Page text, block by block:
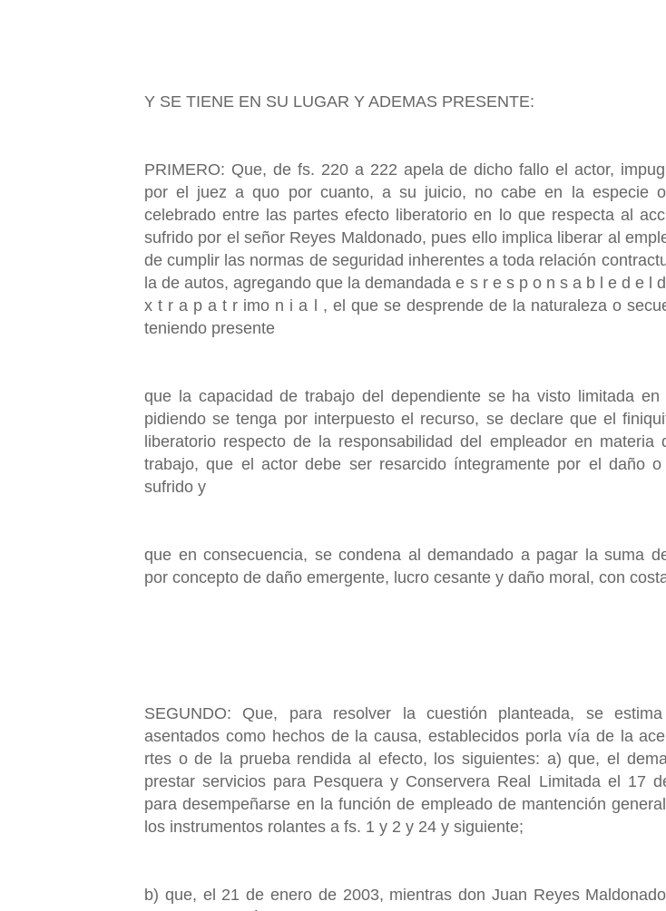
Y SE TIENE EN SU LUGAR Y ADEMAS PRESENTE:
PRIMERO: Que, de fs. 220 a 222 apela de dicho fallo el actor,
por el juez a quo por cuanto, a su juicio, no cabe en la especie
celebrado entre las partes efecto liberatorio en lo que respecta al
sufrido por el señor Reyes Maldonado, pues ello implica liberar al
de cumplir las normas de seguridad inherentes a toda relación
la de autos, agregando que la demandada e s r e s p o n s a b l e d e l
x t r a p a t r imo n i a l , el que se desprende de la naturaleza o
teniendo presente
que la capacidad de trabajo del dependiente se ha visto limitada en
pidiendo se tenga por interpuesto el recurso, se declare que el
liberatorio respecto de la responsabilidad del empleador en materia
trabajo, que el actor debe ser resarcido íntegramente por el daño o
sufrido y
que en consecuencia, se condena al demandado a pagar la suma
por concepto de daño emergente, lucro cesante y daño moral, con
SEGUNDO: Que, para resolver la cuestión planteada, se
asentados como hechos de la causa, establecidos porla vía de la
rtes o de la prueba rendida al efecto, los siguientes: a) que, el
prestar servicios para Pesquera y Conservera Real Limitada el 17
para desempeñarse en la función de empleado de mantención
los instrumentos rolantes a fs. 1 y 2 y 24 y siguiente;
b) que, el 21 de enero de 2003, mientras don Juan Reyes